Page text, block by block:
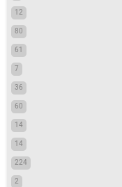
12
80
61
7
36
60
14
14
224
2